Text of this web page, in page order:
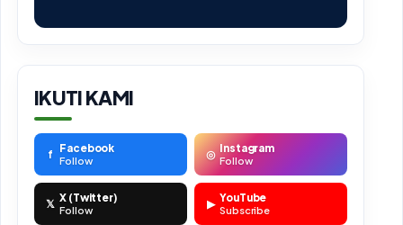
IKUTI KAMI
f Facebook
Follow ◎ Instagram
Follow
𝕏 X (Twitter)
Follow ▶ YouTube
Subscribe